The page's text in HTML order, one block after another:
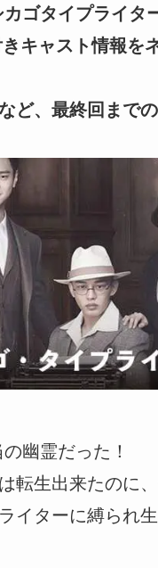
ゴタイプライタ
キャスト情報を
ど、最終回まで
幽霊だった！
転生出来たのに
イターに縛られ